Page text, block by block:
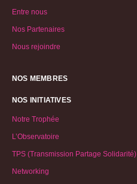
Entre nous
Nos Partenaires
Nous rejoindre
NOS MEMBRES
NOS INITIATIVES
Notre Trophée
L’Observatoire
TPS (Transmission Partage Solidarité)
Networking